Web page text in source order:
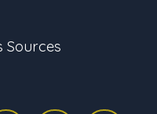
Sources